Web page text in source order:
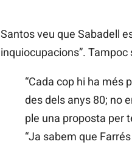
Santos veu que Sabadell
inquiocupacions”. Tampoc
“Cada cop hi ha més
des dels anys 80; no
ple una proposta per
“Ja sabem que